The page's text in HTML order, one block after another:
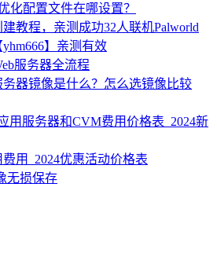
化配置文件在哪设置？
教程，亲测成功32人联机Palworld
】亲测有效
服务器全流程
器镜像是什么？怎么选镜像比较
用服务器和CVM费用价格表_2024新
用_2024优惠活动价格表
无损保存